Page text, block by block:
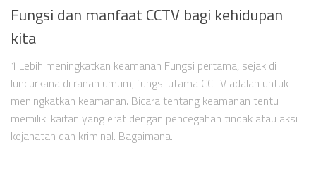
Fungsi dan manfaat CCTV bagi kehidupan
kita
1.Lebih meningkatkan keamanan Fungsi pertama, sejak di
luncurkana di ranah umum, fungsi utama CCTV adalah untuk
meningkatkan keamanan. Bicara tentang keamanan tentu
memiliki kaitan yang erat dengan pencegahan tindak atau aksi
kejahatan dan kriminal. Bagaimana...